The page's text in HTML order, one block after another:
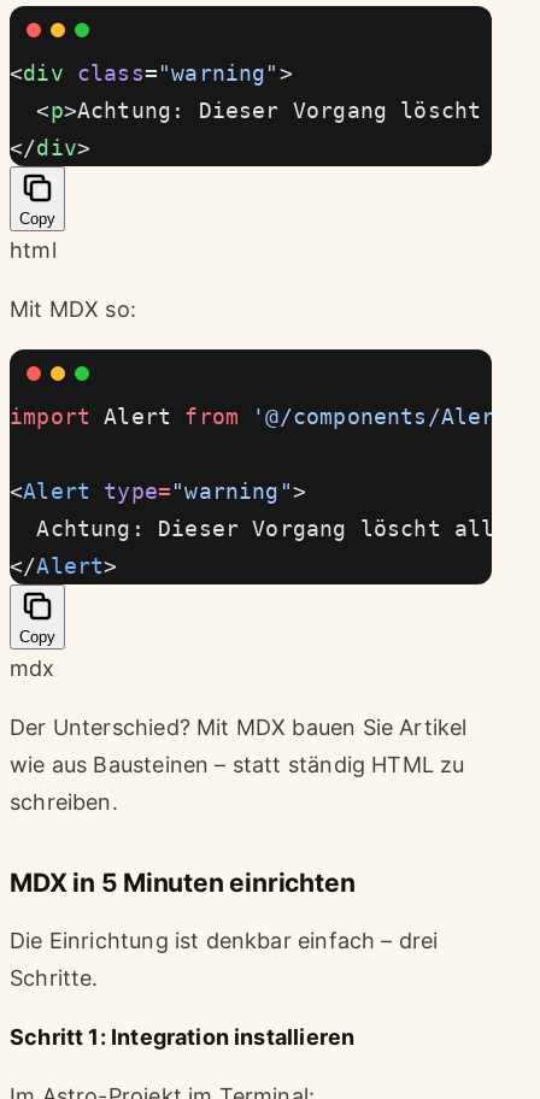
<div class="warning">
  <
p>Achtung: Dieser Vorgang löscht
</div>
Copy
html
Mit MDX so:
import Alert from '@/components/
<Alert type="warning">
Achtung: Dieser Vorgang löscht alle
</Alert>
Copy
mdx
Der Unterschied? Mit MDX bauen Sie Artikel
wie aus Bausteinen – statt ständig HTML zu
schreiben.
MDX in 5 Minuten einrichten
Die Einrichtung ist denkbar einfach – drei
Schritte.
Schritt 1: Integration installieren